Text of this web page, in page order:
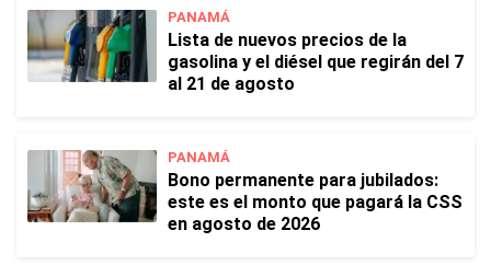
PANAMÁ
Lista de nuevos precios de la
gasolina y el diésel que regirán del 7
al 21 de agosto
PANAMÁ
Bono permanente para jubilados:
este es el monto que pagará la CSS
en agosto de 2026